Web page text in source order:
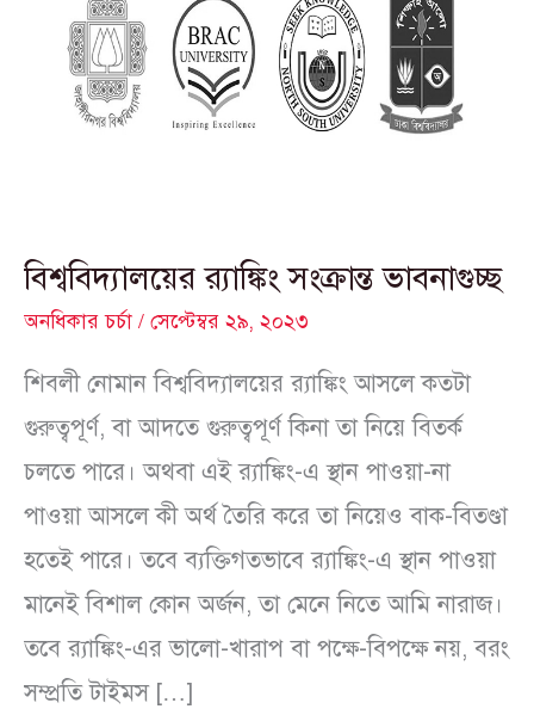
বিশ্ববিদ্যালয়ের র‍্যাঙ্কিং সংক্রান্ত ভাবনাগুচ্ছ
অনধিকার চর্চা / সেপ্টেম্বর ২৯, ২০২৩
শিবলী নোমান বিশ্ববিদ্যালয়ের র‍্যাঙ্কিং আসলে কতটা
গুরুত্বপূর্ণ, বা আদতে গুরুত্বপূর্ণ কিনা তা নিয়ে বিতর্ক
চলতে পারে। অথবা এই র‍্যাঙ্কিং-এ স্থান পাওয়া-না
পাওয়া আসলে কী অর্থ তৈরি করে তা নিয়েও বাক-বিতণ্ডা
হতেই পারে। তবে ব্যক্তিগতভাবে র‍্যাঙ্কিং-এ স্থান পাওয়া
মানেই বিশাল কোন অর্জন, তা মেনে নিতে আমি নারাজ।
তবে র‍্যাঙ্কিং-এর ভালো-খারাপ বা পক্ষে-বিপক্ষে নয়, বরং
সম্প্রতি টাইমস […]
ভাবনাগুচ্ছ